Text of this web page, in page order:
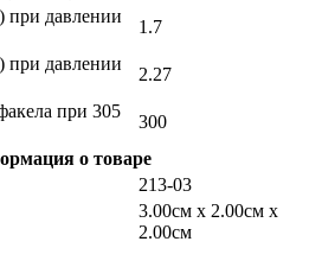
при давлении
1.7
при давлении
2.27
при 305
300
о товаре
213-03
3.00см x 2.00см x
2.00см